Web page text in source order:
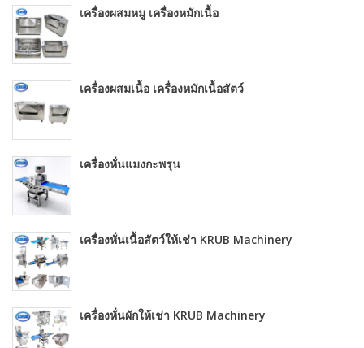
เครื่องผสมหมู เครื่องหมักเนื้อ
เครื่องผสมเนื้อ เครื่องหมักเนื้อสัตว์
เครื่องหั่นแมงกะพรุน
เครื่องหั่นเนื้อสัตว์ให้เช่า KRUB Machinery
เครื่องหั่นผักให้เช่า KRUB Machinery